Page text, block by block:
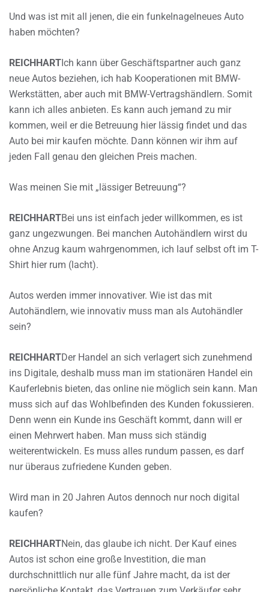
Und was ist mit all jenen, die ein funkelnagelneues Auto
haben möchten?
REICHHARTIch kann über Geschäftspartner auch ganz
neue Autos beziehen, ich hab Kooperationen mit BMW-
Werkstätten, aber auch mit BMW-Vertragshändlern. Somit
kann ich alles anbieten. Es kann auch jemand zu mir
kommen, weil er die Betreuung hier lässig findet und das
Auto bei mir kaufen möchte. Dann können wir ihm auf
jeden Fall genau den gleichen Preis machen.
Was meinen Sie mit „lässiger Betreuung“?
REICHHARTBei uns ist einfach jeder willkommen, es ist
ganz ungezwungen. Bei manchen Autohändlern wirst du
ohne Anzug kaum wahrgenommen, ich lauf selbst oft im T-
Shirt hier rum (lacht).
Autos werden immer innovativer. Wie ist das mit
Autohändlern, wie innovativ muss man als Autohändler
sein?
REICHHARTDer Handel an sich verlagert sich zunehmend
ins Digitale, deshalb muss man im stationären Handel ein
Kauferlebnis bieten, das online nie möglich sein kann. Man
muss sich auf das Wohlbefinden des Kunden fokussieren.
Denn wenn ein Kunde ins Geschäft kommt, dann will er
einen Mehrwert haben. Man muss sich ständig
weiterentwickeln. Es muss alles rundum passen, es darf
nur überaus zufriedene Kunden geben.
Wird man in 20 Jahren Autos dennoch nur noch digital
kaufen?
REICHHARTNein, das glaube ich nicht. Der Kauf eines
Autos ist schon eine große Investition, die man
durchschnittlich nur alle fünf Jahre macht, da ist der